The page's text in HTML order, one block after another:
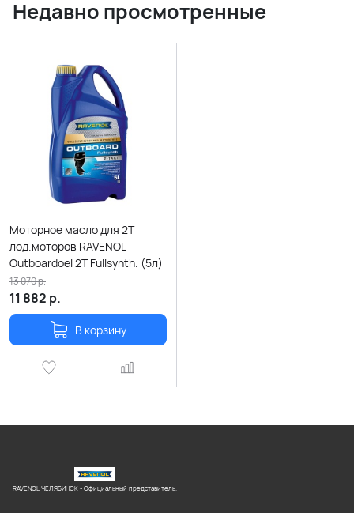
Недавно просмотренные
Моторное масло для 2Т
лод.моторов RAVENOL
Outboardoel 2T Fullsynth. (5л)
11 882 р.
13 070р.
В корзину
RAVENOL ЧЕЛЯБИНСК - Официальный представитель.